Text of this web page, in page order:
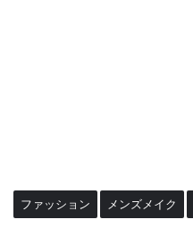
ファッション メンズメイク